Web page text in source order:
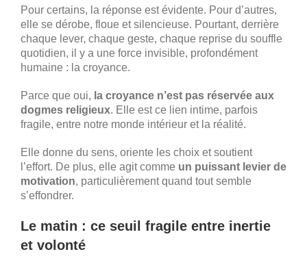
Pour certains, la réponse est évidente. Pour d’autres,
elle se dérobe, floue et silencieuse. Pourtant, derrière
chaque lever, chaque geste, chaque reprise du souffle
quotidien, il y a une force invisible, profondément
humaine : la croyance.
Parce que oui, la croyance n’est pas réservée aux
dogmes religieux. Elle est ce lien intime, parfois
fragile, entre notre monde intérieur et la réalité.
Elle donne du sens, oriente les choix et soutient
l’effort. De plus, elle agit comme un puissant levier de
motivation, particulièrement quand tout semble
s’effondrer.
Le matin : ce seuil fragile entre inertie
et volonté